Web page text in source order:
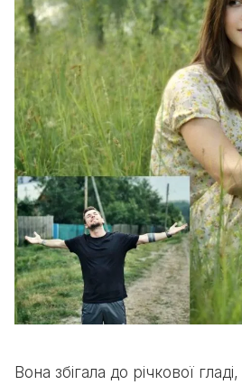
Вона збігала до річкової